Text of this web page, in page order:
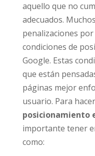
aquello que no
adecuados.
penalizaciones
condiciones de
Google. Estas
que están
páginas mejor
usuario. Para
posicionamiento
importante tener
como: